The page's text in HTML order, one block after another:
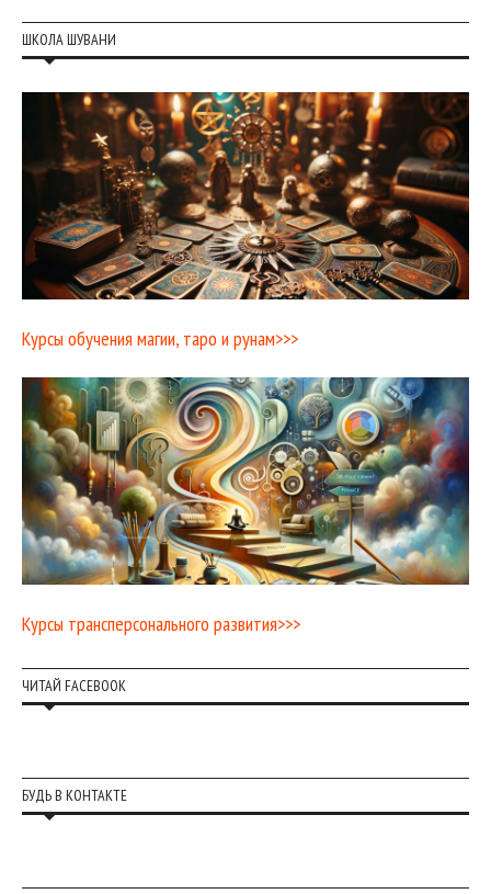
ШКОЛА ШУВАНИ
Курсы обучения магии, таро и рунам>>>
Курсы трансперсонального развития>>>
ЧИТАЙ FACEBOOK
БУДЬ В КОНТАКТЕ